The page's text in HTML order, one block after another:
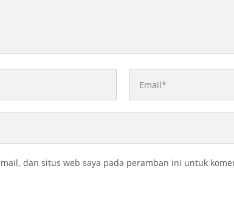
dan situs web saya pada peramban ini untuk